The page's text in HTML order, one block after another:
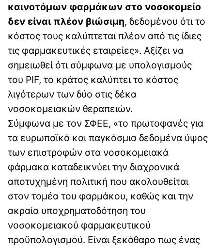
καινοτόμων φαρμάκων στο νοσοκομείο
δεν είναι πλέον βιώσιμη, δεδομένου ότι το
κόστος τους καλύπτεται πλέον από τις ίδιες
τις φαρμακευτικές εταιρείες». Αξίζει να
σημειωθεί ότι σύμφωνα με υπολογισμούς
του PIF, το κράτος καλύπτει το κόστος
λιγότερων των δύο στις δέκα
νοσοκομειακών θεραπειών.
Σύμφωνα με τον ΣΦΕΕ, «το πρωτοφανές για
τα ευρωπαϊκά και παγκόσμια δεδομένα ύψος
των επιστροφών στα νοσοκομειακά
φάρμακα καταδεικνύει την διαχρονικά
αποτυχημένη πολιτική που ακολουθείται
στον τομέα του φαρμάκου, καθώς και την
ακραία υποχρηματοδότηση του
νοσοκομειακού φαρμακευτικού
προϋπολογισμού. Είναι ξεκάθαρο πως ένας